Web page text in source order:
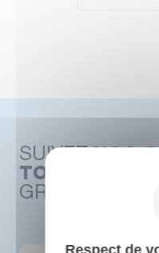
SUIVEZ
TOUTE
GROUPE
Respect de